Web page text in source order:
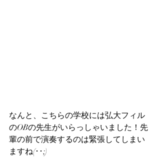
なんと、こちらの学校には弘大フィル
のOBの先生がいらっしゃいました！先
輩の前で演奏するのは緊張してしまい
ますね(･･;)